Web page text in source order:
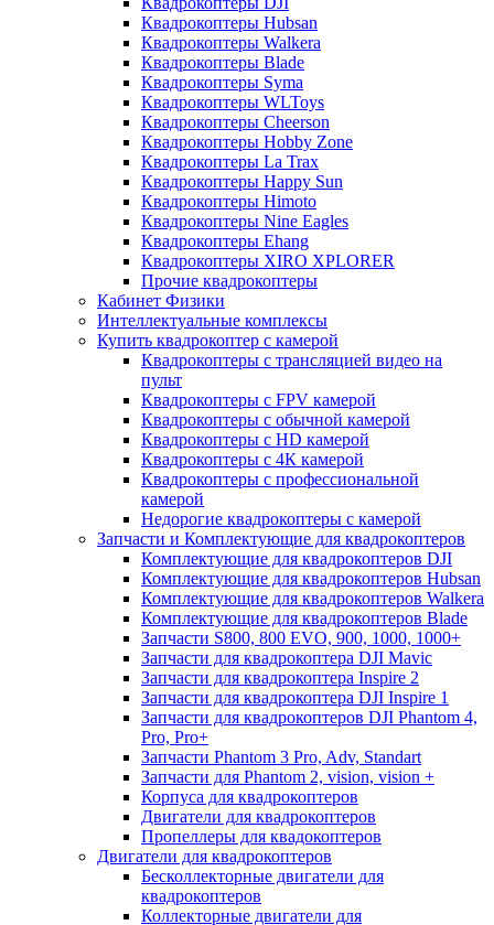
Квадрокоптеры Hubsan
Квадрокоптеры Walkera
Квадрокоптеры Blade
Квадрокоптеры Syma
Квадрокоптеры WLToys
Квадрокоптеры Cheerson
Квадрокоптеры Hobby Zone
Квадрокоптеры La Trax
Квадрокоптеры Happy Sun
Квадрокоптеры Himoto
Квадрокоптеры Nine Eagles
Квадрокоптеры Ehang
Квадрокоптеры XIRO XPLORER
Прочие квадрокоптеры
Кабинет Физики
Интеллектуальные комплексы
Купить квадрокоптер с камерой
Квадрокоптеры с трансляцией видео на
пульт
Квадрокоптеры с FPV камерой
Квадрокоптеры с обычной камерой
Квадрокоптеры с HD камерой
Квадрокоптеры с 4К камерой
Квадрокоптеры с профессиональной
камерой
Недорогие квадрокоптеры с камерой
Запчасти и Комплектующие для квадрокоптеров
Комплектующие для квадрокоптеров DJI
Комплектующие для квадрокоптеров Hubsan
Комплектующие для квадрокоптеров Walkera
Комплектующие для квадрокоптеров Blade
Запчасти S800, 800 EVO, 900, 1000, 1000+
Запчасти для квадрокоптера DJI Mavic
Запчасти для квадрокоптера Inspire 2
Запчасти для квадрокоптера DJI Inspire 1
Запчасти для квадрокоптеров DJI Phantom 4,
Pro, Pro+
Запчасти Phantom 3 Pro, Adv, Standart
Запчасти для Phantom 2, vision, vision +
Корпуса для квадрокоптеров
Двигатели для квадрокоптеров
Пропеллеры для квадокоптеров
Двигатели для квадрокоптеров
Бесколлекторные двигатели для
квадрокоптеров
Коллекторные двигатели для